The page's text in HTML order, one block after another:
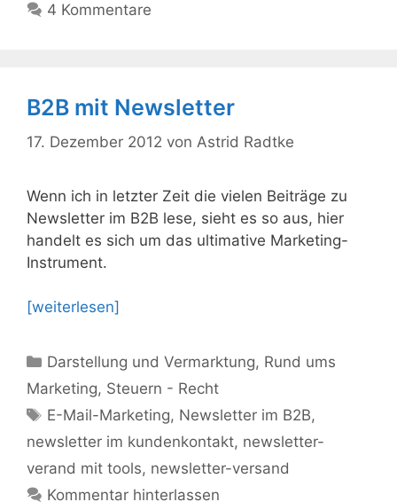
4 Kommentare
B2B mit Newsletter
17. Dezember 2012 von Astrid Radtke
Wenn ich in letzter Zeit die vielen Beiträge zu
Newsletter im B2B lese, sieht es so aus, hier
handelt es sich um das ultimative Marketing-
Instrument.
[weiterlesen]
Kategorien
Darstellung und Vermarktung, Rund ums
Marketing, Steuern - Recht
Schlagwörter
E-Mail-Marketing, Newsletter im B2B,
newsletter im kundenkontakt, newsletter-
verand mit tools, newsletter-versand
Kommentar hinterlassen